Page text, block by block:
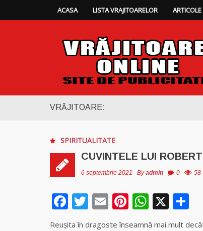
ACASA LISTA VRAJITOARELOR ARTICOLE
VRĂJITOARE:
SPIRITUALITATE
CUVINTELE LUI
6 septembrie 2021 Byadmin 0 58
Facebook
Twitter
EmailPinterest
X
Reuşita în dragoste înseamnă mai mult